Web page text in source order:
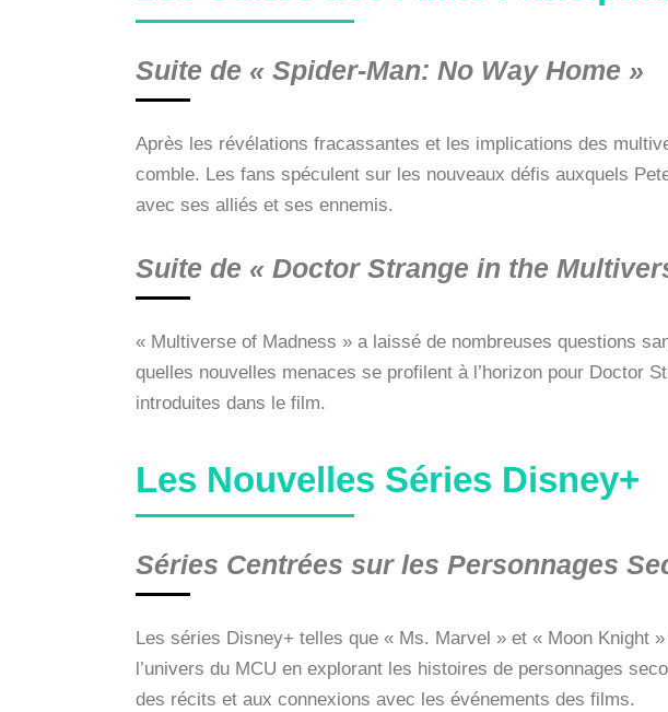
Suite de « Spider-Man: No Way Home »
Après les révélations fracassantes et les implications des
comble. Les fans spéculent sur les nouveaux défis auxquels
avec ses alliés et ses ennemis.
Suite de « Doctor Strange in the
« Multiverse of Madness » a laissé de nombreuses questions
quelles nouvelles menaces se profilent à l’horizon pour Doctor
introduites dans le film.
Les Nouvelles Séries Disney+
Séries Centrées sur les Personnages
Les séries Disney+ telles que « Ms. Marvel » et « Moon Knight
l’univers du MCU en explorant les histoires de personnages
des récits et aux connexions avec les événements des films.